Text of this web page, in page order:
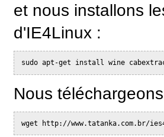
et nous installons
d'IE4Linux :
sudo apt-get install wine
Nous
wget http://www.tatanka.com.br/